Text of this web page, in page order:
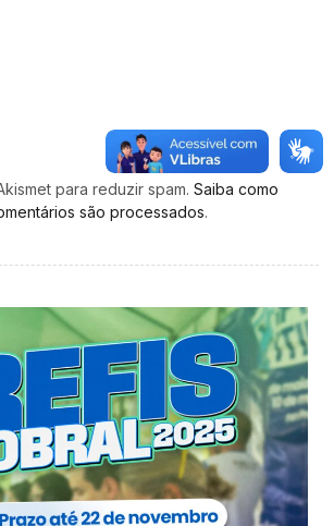
para reduzir spam. Saiba como
são processados.